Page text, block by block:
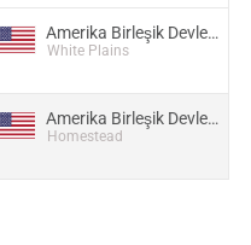
Amerika Birleşik Devletleri
White Plains
Amerika Birleşik Devletleri
Homestead